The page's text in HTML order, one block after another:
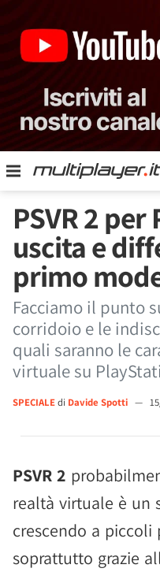
PSVR 2
uscita e
primo
Facciamo il punto
corridoio e le
quali saranno le
virtuale su
SPECIALEdi Davide Spotti —
PSVR 2
realtà virtuale è un
crescendo a piccoli
soprattutto grazie